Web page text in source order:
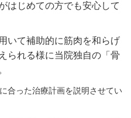
はじめての方でも安心して
いて補助的に筋肉を和らげ
られる様に当院独自の「骨
合った治療計画を説明させてい